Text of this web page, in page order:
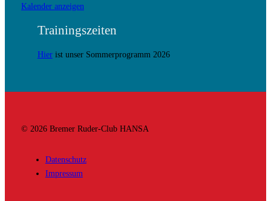
Kalender anzeigen
Trainingszeiten
Hierist unser Sommerprogramm 2026
© 2026 Bremer Ruder-Club HANSA
Datenschutz
Impressum